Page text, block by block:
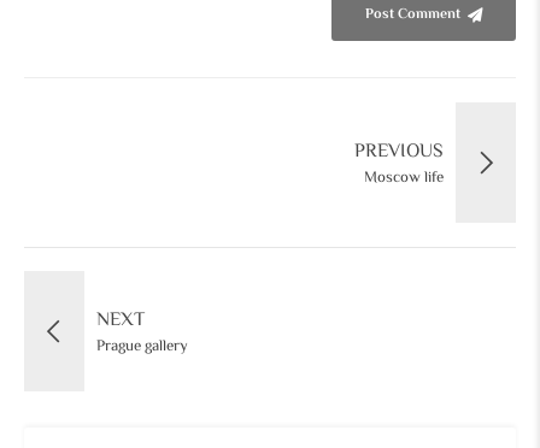
Post Comment
PREVIOUS
Moscow life
NEXT
Prague gallery